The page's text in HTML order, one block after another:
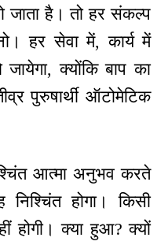
जाता है। तो हर संकल्प
हर सेवा में, कार्य में
क्योंकि बाप का
पुरुषार्थी ऑटोमेटिक
आत्मा अनुभव करते
निश्चिंत होगा। किसी
होगी। क्या हुआ? क्यों